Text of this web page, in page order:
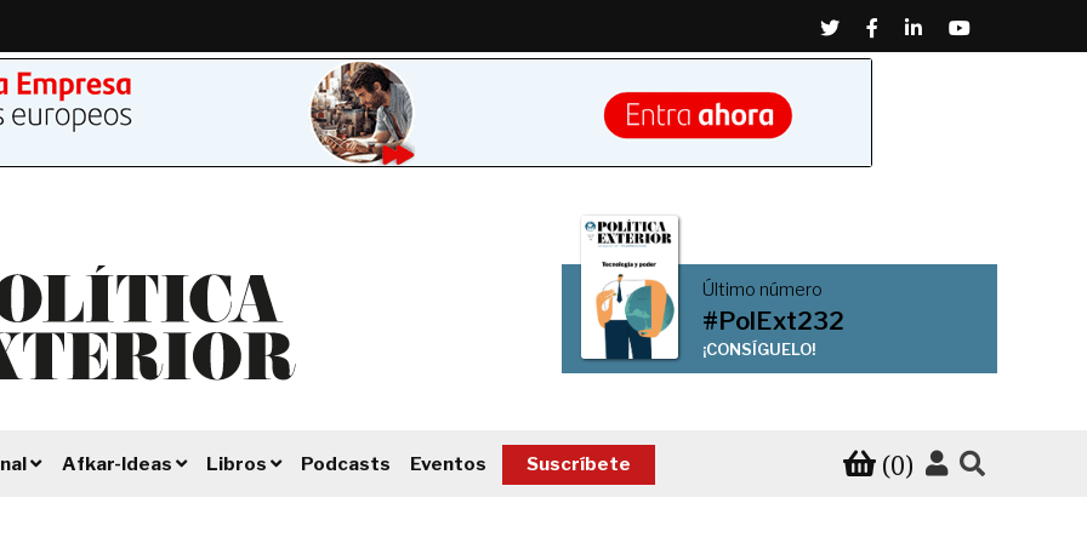
TwitterFacebook
LinkedinYoutube
Último número
#PolExt232
¡CONSÍGUELO!
Afkar-Ideas Libros Podcasts Eventos Suscríbete (0)